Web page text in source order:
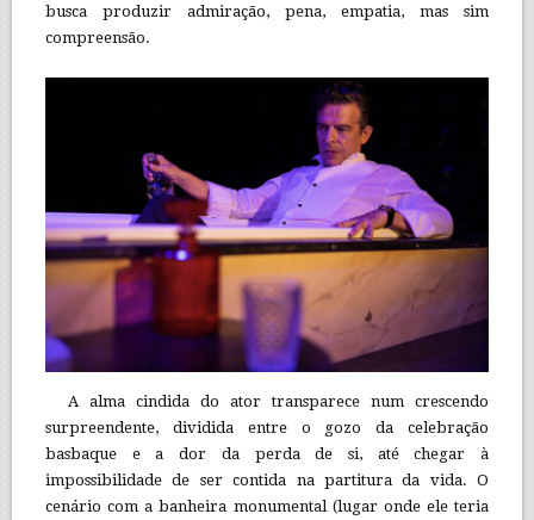
busca produzir admiração, pena, empatia, mas sim
compreensão.
A alma cindida do ator transparece num crescendo
surpreendente, dividida entre o gozo da celebração
basbaque e a dor da perda de si, até chegar à
impossibilidade de ser contida na partitura da vida. O
cenário com a banheira monumental (lugar onde ele teria